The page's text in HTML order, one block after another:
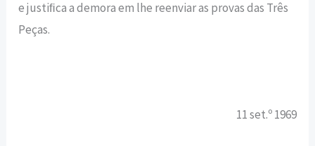
e justiﬁca a demora em lhe reenviar as provas das Três
Peças.
11 set.º 1969